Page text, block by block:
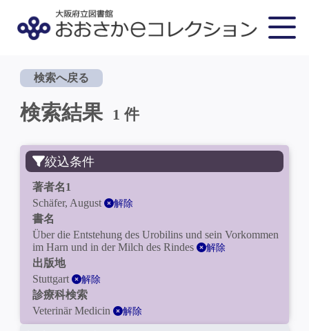
検索へ戻る
検索結果 1 件
絞込条件
著者名1
Schäfer, August
解除
書名
Über die Entstehung des Urobilins und sein Vorkommen
im Harn und in der Milch des Rindes
解除
出版地
Stuttgart
解除
診療科検索
Veterinär Medicin
解除